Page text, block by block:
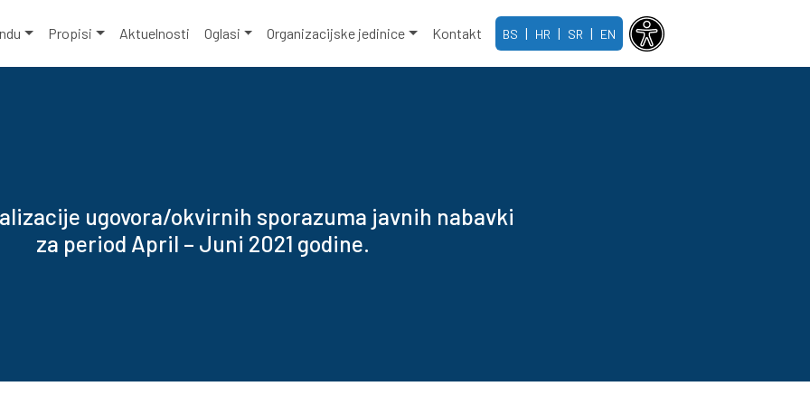
Propisi Aktuelnosti Oglasi Organizacijske jedinice Kontakt BS | HR | SR | EN
ugovora/okvirnih sporazuma javnih nabavki
za period April – Juni 2021 godine.